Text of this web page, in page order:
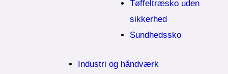
Tøffeltræsko uden
sikkerhed
Sundhedssko
Industri og håndværk